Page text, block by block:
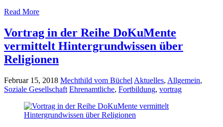
Read More
Vortrag in der Reihe DoKuMente
vermittelt Hintergrundwissen über
Religionen
Februar 15, 2018 Mechthild vom Büchel Aktuelles, Allgemein,
Soziale Gesellschaft Ehrenamtliche, Fortbildung, vortrag